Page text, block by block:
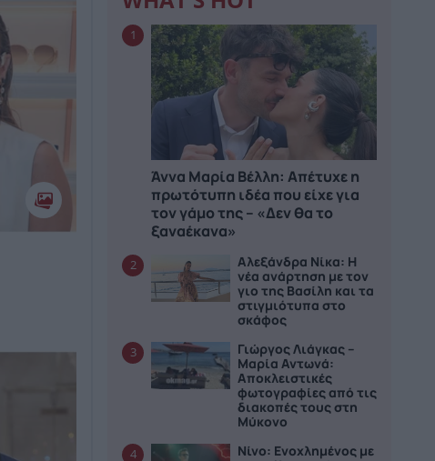
1
Άννα Μαρία Βέλλη: Απέτυχε η
πρωτότυπη ιδέα που είχε για
τον γάμο της – «Δεν θα το
ξαναέκανα»
2
Αλεξάνδρα Νίκα: Η
νέα ανάρτηση με τον
γιο της Βασίλη και τα
στιγμιότυπα στο
σκάφος
3
Γιώργος Λιάγκας –
Μαρία Αντωνά:
Αποκλειστικές
φωτογραφίες από τις
διακοπές τους στη
Μύκονο
4
Νίνο: Ενοχλημένος με